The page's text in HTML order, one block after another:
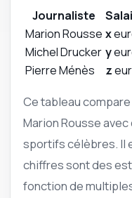
Journaliste
Marion Rousse x
Michel Drucker y
Pierre Ménès
z
Ce tableau
Marion Rousse
sportifs célèbres. Il
chiffres sont des
fonction de